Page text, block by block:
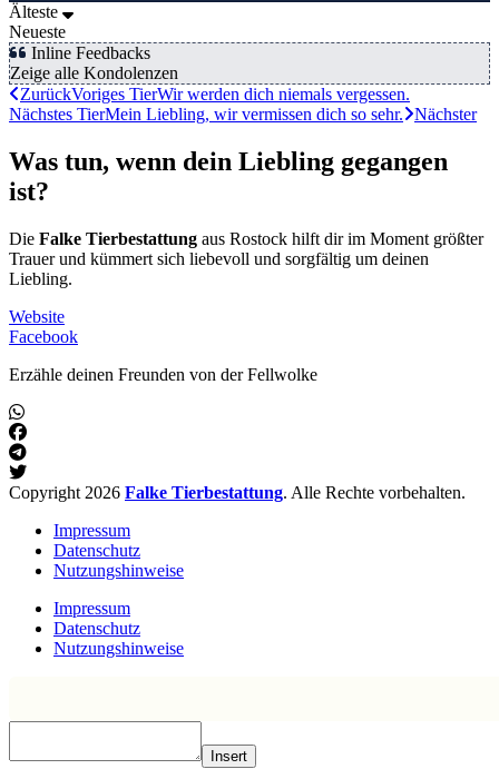
Älteste
Neueste
Inline Feedbacks
Zeige alle Kondolenzen
ZurückVoriges TierWir werden dich niemals vergessen.
Nächstes TierMein Liebling, wir vermissen dich so sehr. Nächster
Was tun, wenn dein Liebling gegangen
ist?
Die Falke Tierbestattung aus Rostock hilft dir im Moment größter
Trauer und kümmert sich liebevoll und sorgfältig um deinen
Liebling.
Website
Facebook
Erzähle deinen Freunden von der Fellwolke
Copyright 2026 Falke Tierbestattung. Alle Rechte vorbehalten.
Impressum
Datenschutz
Nutzungshinweise
Impressum
Datenschutz
Nutzungshinweise
Insert